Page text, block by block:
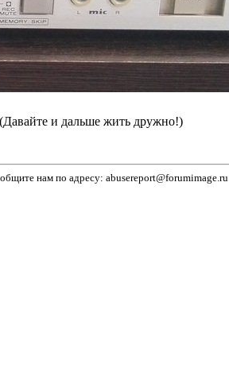
и дальше жить дружно!)
нам по адресу: abusereport@forumimage.ru